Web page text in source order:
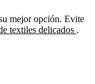
mejor opción. Evite
textiles delicados .